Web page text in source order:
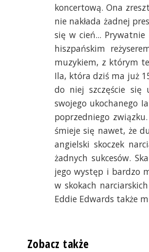
koncertową. Ona
nie nakłada żadnej
się w cień... Prywatnie
hiszpańskim
muzykiem, z którym
Ila, która dziś ma już
do niej szczęście się
swojego ukochanego
poprzedniego
śmieje się nawet, że
angielski skoczek
żadnych sukcesów.
jego występ i bardzo
w skokach
Eddie Edwards także
Zobacz także